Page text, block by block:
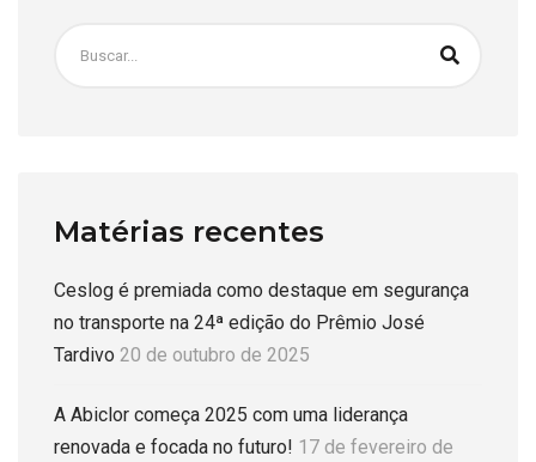
Matérias recentes
Ceslog é premiada como destaque em segurança
no transporte na 24ª edição do Prêmio José
Tardivo 20 de outubro de 2025
A Abiclor começa 2025 com uma liderança
renovada e focada no futuro! 17 de fevereiro de